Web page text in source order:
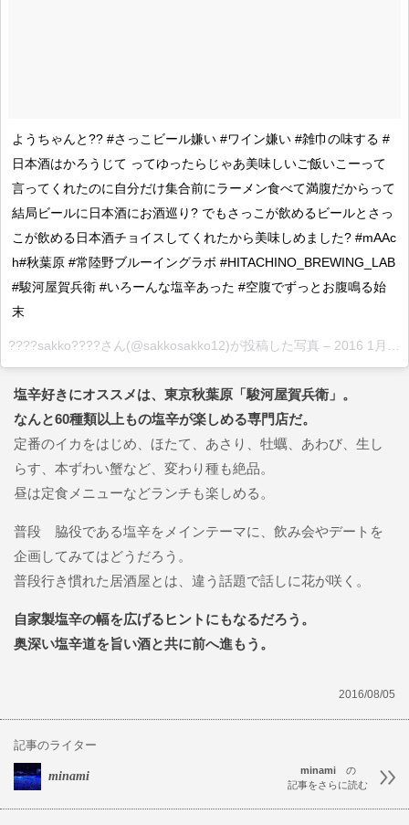
ようちゃんと?? #さっこビール嫌い #ワイン嫌い #雑巾の味する #
日本酒はかろうじて ってゆったらじゃあ美味しいご飯いこーって
言ってくれたのに自分だけ集合前にラーメン食べて満腹だからって
結局ビールに日本酒にお酒巡り? でもさっこが飲めるビールとさっ
こが飲める日本酒チョイスしてくれたから美味しめました? #mAAc
h#秋葉原 #常陸野ブルーイングラボ #HITACHINO_BREWING_LAB
#駿河屋賀兵衛 #いろーんな塩辛あった #空腹でずっとお腹鳴る始
末
????sakko????さん(@sakkosakko12)が投稿した写真 – 2016 1月 4 6:49午前 PST
塩辛好きにオススメは、東京秋葉原「駿河屋賀兵衛」。
なんと60種類以上もの塩辛が楽しめる専門店だ。
定番のイカをはじめ、ほたて、あさり、牡蠣、あわび、生し
らす、本ずわい蟹など、変わり種も絶品。
昼は定食メニューなどランチも楽しめる。
普段 脇役である塩辛をメインテーマに、飲み会やデートを
企画してみてはどうだろう。
普段行き慣れた居酒屋とは、違う話題で話しに花が咲く。
自家製塩辛の幅を広げるヒントにもなるだろう。
奥深い塩辛道を旨い酒と共に前へ進もう。
2016/08/05
記事のライター
minami minamiの
記事をさらに読む